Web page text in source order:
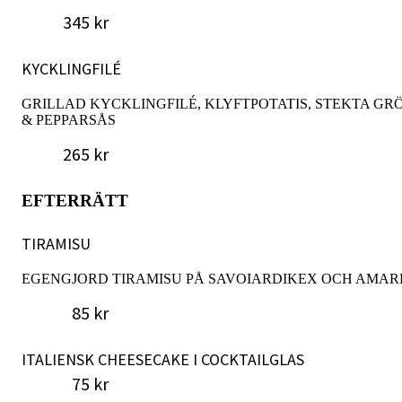
345 kr
KYCKLINGFILÉ
GRILLAD KYCKLINGFILÉ, KLYFTPOTATIS, STEKTA
& PEPPARSÅS
265 kr
EFTERRÄTT
TIRAMISU
EGENGJORD TIRAMISU PÅ SAVOIARDIKEX OCH
85 kr
ITALIENSK CHEESECAKE I COCKTAILGLAS
75 kr